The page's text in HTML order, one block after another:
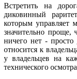
Встретить на
диковинный
которым управляет
значительно проще,
ничего нет -
относится к
у владельцев на
технического